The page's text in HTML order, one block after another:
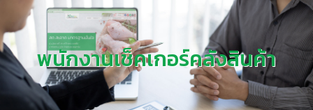
พนักงานเช็คเกอร์คลังสินค้า